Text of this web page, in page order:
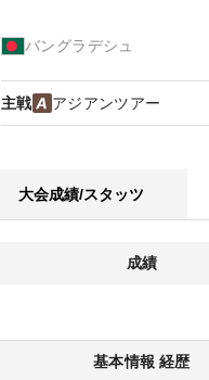
バングラデシュ
主戦 アジアンツアー
大会成績/スタッツ
成績
基本情報 経歴